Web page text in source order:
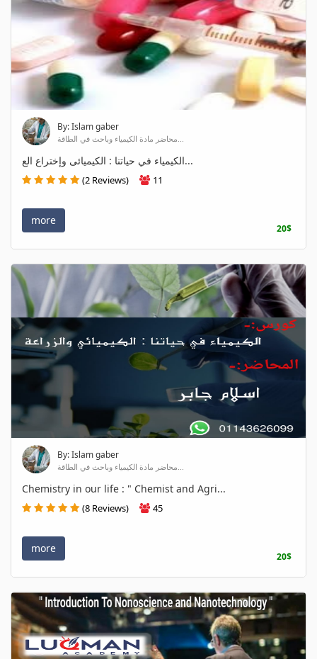
By: Islam gaber
محاضر مادة الكيمياء وباحث في الطاقة...
الكيمياء في حياتنا : الكيميائى وإختراع الع...
(2 Reviews) 11
more
20$
By: Islam gaber
محاضر مادة الكيمياء وباحث في الطاقة...
Chemistry in our life : " Chemist and Agri...
(8 Reviews) 45
more
20$